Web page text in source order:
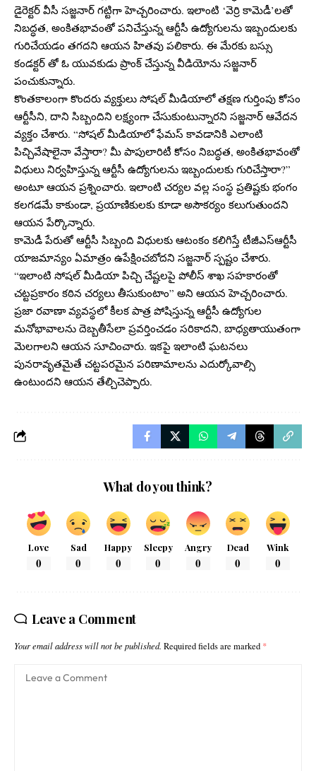
డైరెక్టర్ వీసీ సజ్జనార్ గట్టిగా హెచ్చరించారు. ఇలాంటి ‘వెర్రి కామెడీ’లతో
నిబద్ధత, అంకితభావంతో పనిచేస్తున్న ఆర్టీసీ ఉద్యోగులను ఇబ్బందులకు
గురిచేయడం తగదని ఆయన హితవు పలికారు. ఈ మేరకు బస్సు
కండక్టర్ తో ఓ యువకుడు ప్రాంక్ చేస్తున్న వీడియోను సజ్జనార్
పంచుకున్నారు.
కొంతకాలంగా కొందరు వ్యక్తులు సోషల్ మీడియాలో తక్షణ గుర్తింపు కోసం
ఆర్టీసీని, దాని సిబ్బందిని లక్ష్యంగా చేసుకుంటున్నారని సజ్జనార్ ఆవేదన
వ్యక్తం చేశారు. “సోషల్ మీడియాలో ఫేమస్ కావడానికి ఎలాంటి
పిచ్చివేషాలైనా వేస్తారా? మీ పాపులారిటీ కోసం నిబద్ధత, అంకితభావంతో
విధులు నిర్వహిస్తున్న ఆర్టీసీ ఉద్యోగులను ఇబ్బందులకు గురిచేస్తారా?”
అంటూ ఆయన ప్రశ్నించారు. ఇలాంటి చర్యల వల్ల సంస్థ ప్రతిష్టకు భంగం
కలగడమే కాకుండా, ప్రయాణికులకు కూడా అసౌకర్యం కలుగుతుందని
ఆయన పేర్కొన్నారు.
కామెడీ పేరుతో ఆర్టీసీ సిబ్బంది విధులకు ఆటంకం కలిగిస్తే టీజీఎస్ఆర్టీసీ
యాజమాన్యం ఏమాత్రం ఉపేక్షించబోదని సజ్జనార్ స్పష్టం చేశారు.
“ఇలాంటి సోషల్ మీడియా పిచ్చి చేష్టలపై పోలీస్ శాఖ సహకారంతో
చట్టప్రకారం కఠిన చర్యలు తీసుకుంటాం” అని ఆయన హెచ్చరించారు.
ప్రజా రవాణా వ్యవస్థలో కీలక పాత్ర పోషిస్తున్న ఆర్టీసీ ఉద్యోగుల
మనోభావాలను దెబ్బతీసేలా ప్రవర్తించడం సరికాదని, బాధ్యతాయుతంగా
మెలగాలని ఆయన సూచించారు. ఇకపై ఇలాంటి ఘటనలు
పునరావృతమైతే చట్టపరమైన పరిణామాలను ఎదుర్కోవాల్సి
ఉంటుందని ఆయన తేల్చిచెప్పారు.
What do you think?
Love
0
Sad
0
Happy
0
Sleepy
0
Angry
0
Dead
0
Wink
0
Leave a Comment
Your email address will not be published. Required fields are marked *